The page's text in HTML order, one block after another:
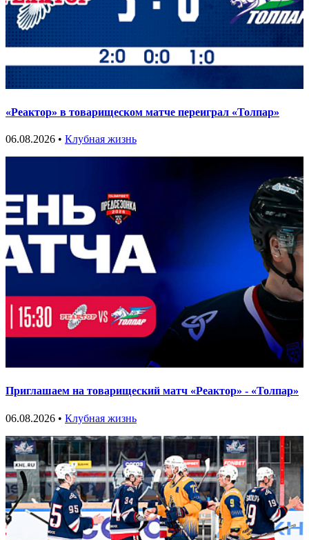
«Реактор» в товарищеском матче переиграл «Толпар»
06.08.2026 • Клубная жизнь
Приглашаем на товарищеский матч «Реактор» - «Толпар»
06.08.2026 • Клубная жизнь